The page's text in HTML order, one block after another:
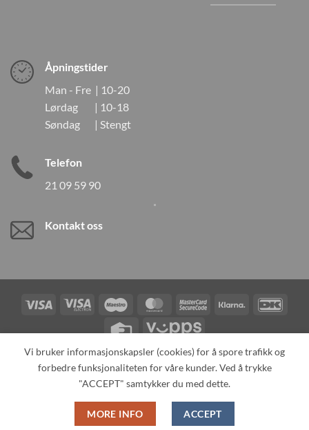
Åpningstider
Man - Fre | 10-20
Lørdag | 10-18
Søndag | Stengt
Telefon
21 09 59 90
Kontakt oss
Visa
Visa
Maestro MasterCardMasterCardKlarna
Credit
Vipps
TILBAKEKALLINGER KONTAKT OSS
OM OSS
SPESIALBESTILLING
MIN KONTO ALL PRODUCTS
Copyright 2026 ©Neo Tokyo by Neo Tokyo Norway AS -With Love
from Japan-
Vi bruker informasjonskapsler (cookies) for å spore trafikk og
forbedre funksjonaliteten for våre kunder. Ved å trykke
"ACCEPT" samtykker du med dette.
MORE INFO ACCEPT